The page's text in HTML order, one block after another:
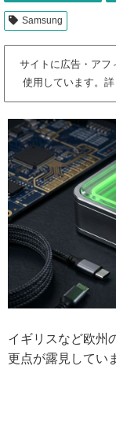
Samsung
サイトに広告・アフ
使用しています。
イギリスなど欧州
更点が露見してい